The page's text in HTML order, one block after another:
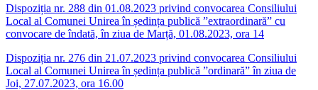
Dispoziția nr. 288 din 01.08.2023 privind convocarea Consiliului
Local al Comunei Unirea în ședința publică ”extraordinară” cu
convocare de îndată, în ziua de Marță, 01.08.2023, ora 14
Dispoziția nr. 276 din 21.07.2023 privind convocarea Consiliului
Local al Comunei Unirea în ședința publică ”ordinară” în ziua de
Joi, 27.07.2023, ora 16.00